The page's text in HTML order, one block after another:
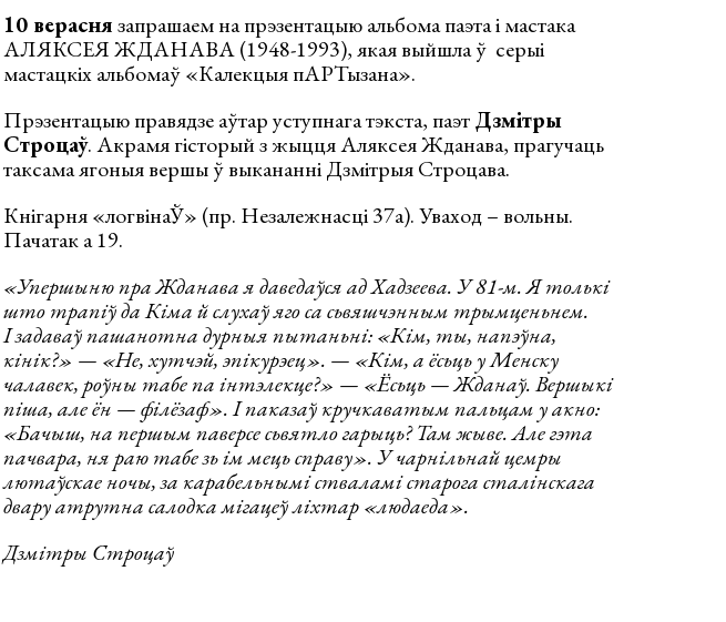
10 вераснязапрашаем на прэзентацыю альбома паэта і мастака
АЛЯКСЕЯ ЖДАНАВА (1948-1993), якая выйшла ў серыі
мастацкіх альбомаў «Калекцыя пАРТызана».
Прэзентацыю правядзе аўтар уступнага тэкста, паэтДзмітры
Строцаў. Акрамя гісторый з жыцця Аляксея Жданава, прагучаць
таксама ягоныя вершы ў выкананні Дзмітрыя Строцава.
Кнігарня «логвінаЎ» (пр. Незалежнасці 37а). Уваход – вольны.
Пачатак а 19.
«Упершыню пра Жданава я даведаўся ад Хадзеева. У 81-м. Я толькі
што трапіў да Кіма й слухаў яго са сьвяшчэнным трымценьнем.
І задаваў пашанотна дурныя пытаньні: «Кім, ты, напэўна,
кінік?» — «Не, хутчэй, эпікурэец». — «Кім, а ёсьць у Менску
чалавек, роўны табе па інтэлекце?» — «Ёсьць — Жданаў. Вершыкі
піша, але ён — філёзаф». І паказаў кручкаватым пальцам у акно:
«Бачыш, на першым паверсе сьвятло гарыць? Там жыве. Але гэта
пачвара, ня раю табе зь ім мець справу». У чарнільнай цемры
лютаўскае ночы, за карабельнымі стваламі старога сталінскага
двару атрутна салодка мігацеў ліхтар «людаеда».
Дзмітры Строцаў